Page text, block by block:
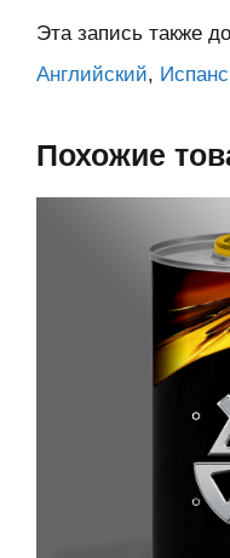
Эта запись также
Английский
Похожие